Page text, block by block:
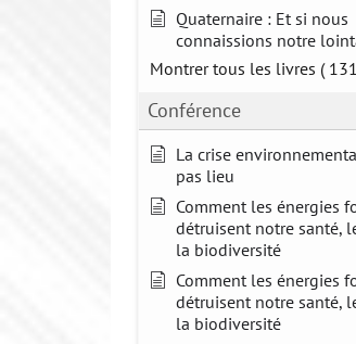
Quaternaire : Et si nous
connaissions notre
Montrer tous les livres (
Conférence
La crise
pas lieu
Comment les énergies
détruisent notre santé,
la biodiversité
Comment les énergies
détruisent notre santé,
la biodiversité